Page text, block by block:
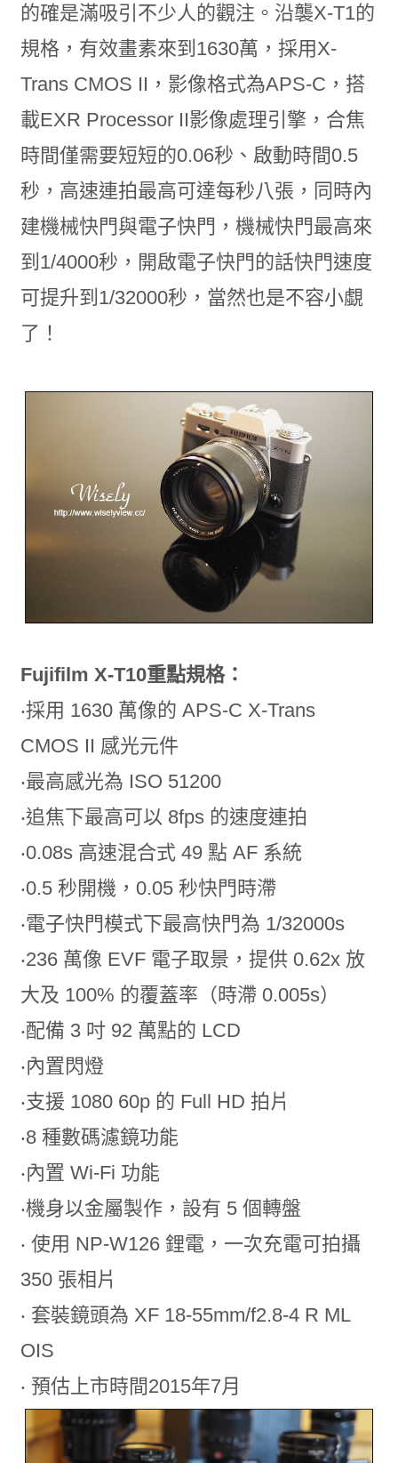
的確是滿吸引不少人的觀注。沿襲X-T1的
規格，有效畫素來到1630萬，採用X-
Trans CMOS II，影像格式為APS-C，搭
載EXR Processor II影像處理引擎，合焦
時間僅需要短短的0.06秒、啟動時間0.5
秒，高速連拍最高可達每秒八張，同時內
建機械快門與電子快門，機械快門最高來
到1/4000秒，開啟電子快門的話快門速度
可提升到1/32000秒，當然也是不容小覷
了！
Fujifilm X-T10重點規格：
‧採用 1630 萬像的 APS-C X-Trans
CMOS II 感光元件
‧最高感光為 ISO 51200
‧追焦下最高可以 8fps 的速度連拍
‧0.08s 高速混合式 49 點 AF 系統
‧0.5 秒開機，0.05 秒快門時滯
‧電子快門模式下最高快門為 1/32000s
‧236 萬像 EVF 電子取景，提供 0.62x 放
大及 100% 的覆蓋率（時滯 0.005s）
‧配備 3 吋 92 萬點的 LCD
‧內置閃燈
‧支援 1080 60p 的 Full HD 拍片
‧8 種數碼濾鏡功能
‧內置 Wi-Fi 功能
‧機身以金屬製作，設有 5 個轉盤
‧ 使用 NP-W126 鋰電，一次充電可拍攝
350 張相片
‧ 套裝鏡頭為 XF 18-55mm/f2.8-4 R ML
OIS
‧ 預估上市時間2015年7月